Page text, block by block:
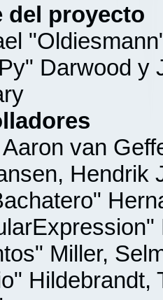
del proyecto
Darwood y
van
Hendrik
Miller,
Hildebrandt,